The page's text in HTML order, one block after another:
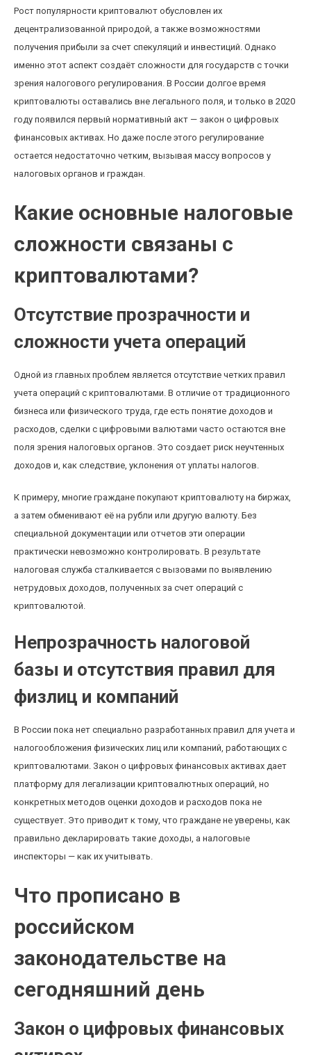
Рост популярности криптовалют обусловлен их
децентрализованной природой, а также возможностями
получения прибыли за счет спекуляций и инвестиций. Однако
именно этот аспект создаёт сложности для государств с точки
зрения налогового регулирования. В России долгое время
криптовалюты оставались вне легального поля, и только в 2020
году появился первый нормативный акт — закон о цифровых
финансовых активах. Но даже после этого регулирование
остается недостаточно четким, вызывая массу вопросов у
налоговых органов и граждан.
Какие основные налоговые
сложности связаны с
криптовалютами?
Отсутствие прозрачности и
сложности учета операций
Одной из главных проблем является отсутствие четких правил
учета операций с криптовалютами. В отличие от традиционного
бизнеса или физического труда, где есть понятие доходов и
расходов, сделки с цифровыми валютами часто остаются вне
поля зрения налоговых органов. Это создает риск неучтенных
доходов и, как следствие, уклонения от уплаты налогов.
К примеру, многие граждане покупают криптовалюту на биржах,
а затем обменивают её на рубли или другую валюту. Без
специальной документации или отчетов эти операции
практически невозможно контролировать. В результате
налоговая служба сталкивается с вызовами по выявлению
нетрудовых доходов, полученных за счет операций с
криптовалютой.
Непрозрачность налоговой
базы и отсутствия правил для
физлиц и компаний
В России пока нет специально разработанных правил для учета и
налогообложения физических лиц или компаний, работающих с
криптовалютами. Закон о цифровых финансовых активах дает
платформу для легализации криптовалютных операций, но
конкретных методов оценки доходов и расходов пока не
существует. Это приводит к тому, что граждане не уверены, как
правильно декларировать такие доходы, а налоговые
инспекторы — как их учитывать.
Что прописано в
российском
законодательстве на
сегодняшний день
Закон о цифровых финансовых